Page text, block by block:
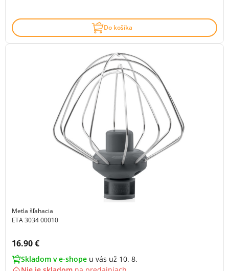
Do košíka
Metla šľahacia
ETA 3034 00010
Cena s DPH:
16.90 €
Skladom v e-shope u vás už 10. 8.